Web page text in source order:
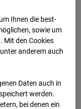
Ihnen die best­
sowie um
Mit den Cookies
anderem auch
Daten auch in
werden.
bei denen ein